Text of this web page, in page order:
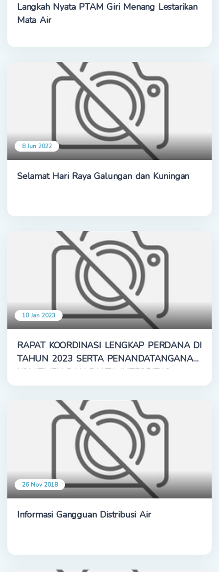
Langkah Nyata PTAM Giri Menang Lestarikan
Mata Air
8 Jun 2022
Selamat Hari Raya Galungan dan Kuningan
10 Jan 2023
RAPAT KOORDINASI LENGKAP PERDANA DI
TAHUN 2023 SERTA PENANDATANGANAN
KOMITMEN DAN PAKTA INTEGRITAS
26 Nov 2018
Informasi Gangguan Distribusi Air